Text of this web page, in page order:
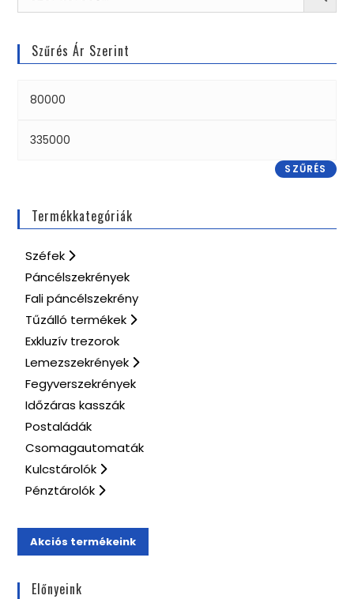
Szűrés Ár Szerint
SZŰRÉS
Termékkategóriák
Széfek
Páncélszekrények
Fali páncélszekrény
Tűzálló termékek
Exkluzív trezorok
Lemezszekrények
Fegyverszekrények
Időzáras kasszák
Postaládák
Csomagautomaták
Kulcstárolók
Pénztárolók
Akciós termékeink
Előnyeink